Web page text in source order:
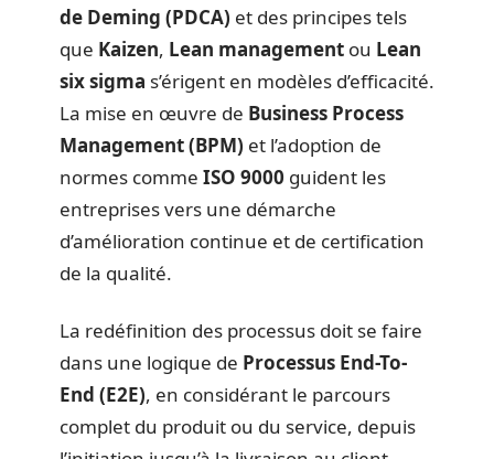
de Deming (PDCA) et des principes tels
que Kaizen, Lean management ou Lean
six sigma s’érigent en modèles d’efficacité.
La mise en œuvre de Business Process
Management (BPM) et l’adoption de
normes comme ISO 9000 guident les
entreprises vers une démarche
d’amélioration continue et de certification
de la qualité.
La redéfinition des processus doit se faire
dans une logique de Processus End-To-
End (E2E), en considérant le parcours
complet du produit ou du service, depuis